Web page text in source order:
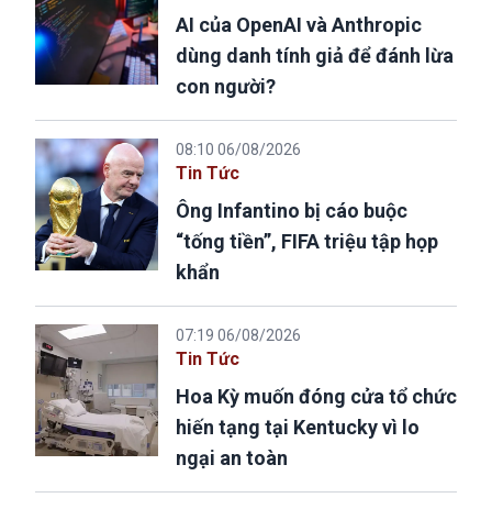
AI của OpenAI và Anthropic
dùng danh tính giả để đánh lừa
con người?
08:10 06/08/2026
Tin Tức
Ông Infantino bị cáo buộc
“tống tiền”, FIFA triệu tập họp
khẩn
07:19 06/08/2026
Tin Tức
Hoa Kỳ muốn đóng cửa tổ chức
hiến tạng tại Kentucky vì lo
ngại an toàn